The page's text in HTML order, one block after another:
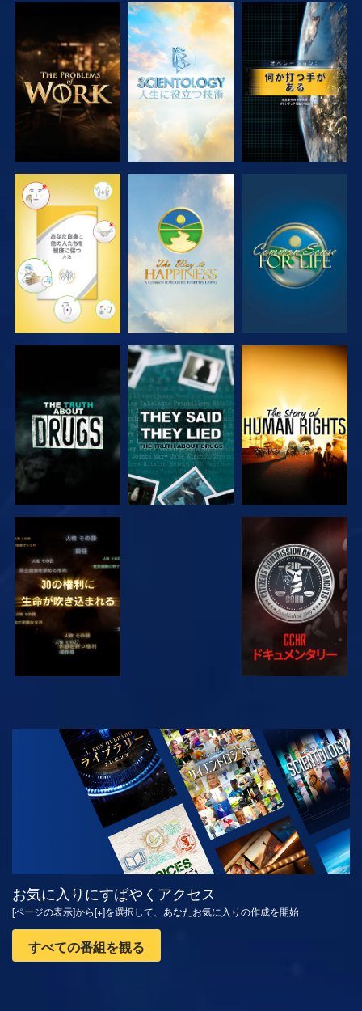
シリーズを探求 シリーズを探求 観る
観る 観る 観る
観る 観る
観る
観る シリーズを探求
お気に入りにすばやくアクセス
[ページの表示]から[+]を選択して、あなたお気に入りの作成を開始
すべての番組を観る